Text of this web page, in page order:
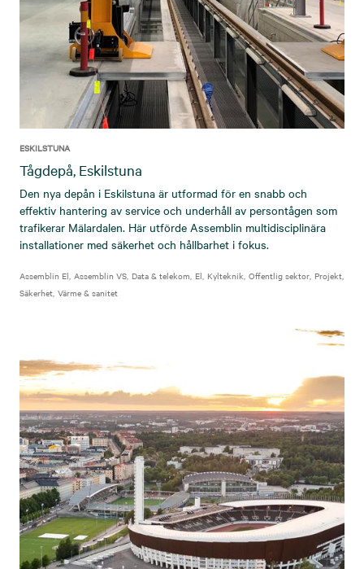
ESKILSTUNA
Tågdepå, Eskilstuna
Den nya depån i Eskilstuna är utformad för en snabb och
effektiv hantering av service och underhåll av persontågen som
trafikerar Mälardalen. Här utförde Assemblin multidisciplinära
installationer med säkerhet och hållbarhet i fokus.
Assemblin El Assemblin VS Data & telekom El Kylteknik Offentlig sektor Projekt
Säkerhet Värme & sanitet